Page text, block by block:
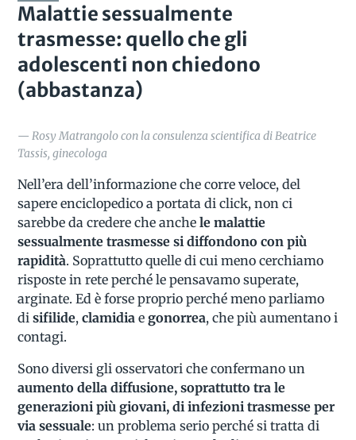
Malattie sessualmente
trasmesse: quello che gli
adolescenti non chiedono
(abbastanza)
— Rosy Matrangolo con la consulenza scientifica di Beatrice
Tassis, ginecologa
Nell’era dell’informazione che corre veloce, del
sapere enciclopedico a portata di click, non ci
sarebbe da credere che anche le malattie
sessualmente trasmesse si diffondono con più
rapidità. Soprattutto quelle di cui meno cerchiamo
risposte in rete perché le pensavamo superate,
arginate. Ed è forse proprio perché meno parliamo
disifilide,clamidia egonorrea, che più aumentano i
contagi.
Sono diversi gli osservatori che confermano un
aumento della diffusione, soprattutto tra le
generazioni più giovani, di infezioni trasmesse per
via sessuale: un problema serio perché si tratta di